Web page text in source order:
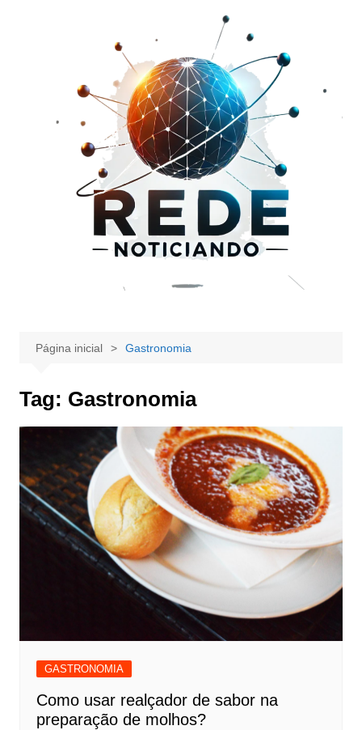
Página inicial Gastronomia
Tag: Gastronomia
GASTRONOMIA
Como usar realçador de sabor na
preparação de molhos?